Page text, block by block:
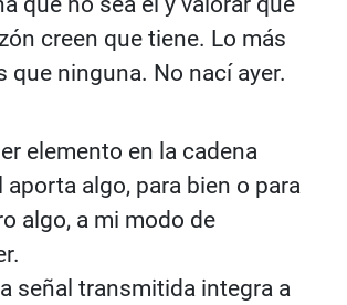
creen que tiene. Lo más
que ninguna. No nací ayer.
elemento en la cadena
aporta algo, para bien o para
algo, a mi modo de
señal transmitida integra a